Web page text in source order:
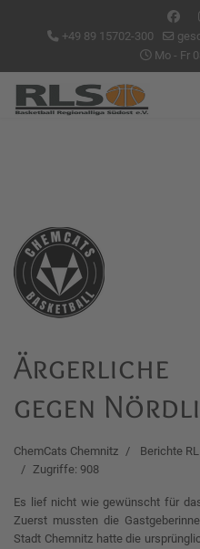
+49 89 15702-300
Mo - Fr
gegen
ChemCats Chemnitz Berichte
Zugriffe: 908
Es lief nicht wie gewünscht für
Zuerst mussten die
Stadt Chemnitz hatte die